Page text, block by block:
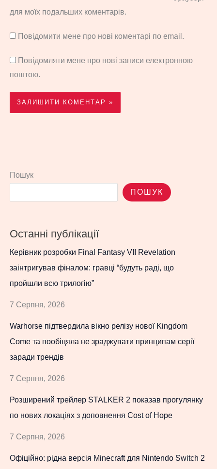
для моїх подальших коментарів.
Повідомити мене про нові коментарі по email.
Повідомляти мене про нові записи електронною
поштою.
Пошук
ПОШУК
Останні публікації
Керівник розробки Final Fantasy VII Revelation
заінтригував фіналом: гравці “будуть раді, що
пройшли всю трилогію”
7 Серпня, 2026
Warhorse підтвердила вікно релізу нової Kingdom
Come та пообіцяла не зраджувати принципам серії
заради трендів
7 Серпня, 2026
Розширений трейлер STALKER 2 показав прогулянку
по нових локаціях з доповнення Cost of Hope
7 Серпня, 2026
Офіційно: рідна версія Minecraft для Nintendo Switch 2